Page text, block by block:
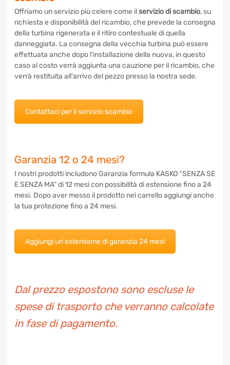
Offriamo un servizio più celere come ilservizio di scambio,
su richiesta e disponibilità del ricambio, che prevede la
consegna della turbina rigenerata e il ritiro contestuale di
quella danneggiata. La consegna della vecchia turbina può
essere effettuata anche dopo l'installazione della nuova, in
questo caso al costo verrà aggiunta una cauzione per il
ricambio, che verrà restituita all'arrivo del pezzo presso la
Contattaci per il servizio scambio
Garanzia 12 o 24 mesi?
I nostri prodotti includono Garanzia formula KASKO “SENZA
SE E SENZA MA” di 12 mesi con possibilità di estensione fino
a 24 mesi. Dopo aver messo il prodotto nel carrello aggiungi
Aggiungi un'estensione di garanzia 24 mesi
Dal prezzo espostono sono escluse le
spese di trasporto che verranno